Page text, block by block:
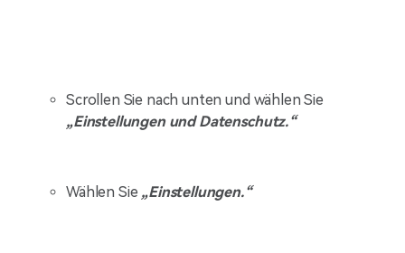
Scrollen Sie nach unten und wählen Sie
„Einstellungen und Datenschutz.“
Wählen Sie „Einstellungen.“